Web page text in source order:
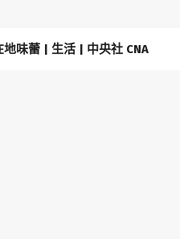
味蕾 | 生活 | 中央社 CNA